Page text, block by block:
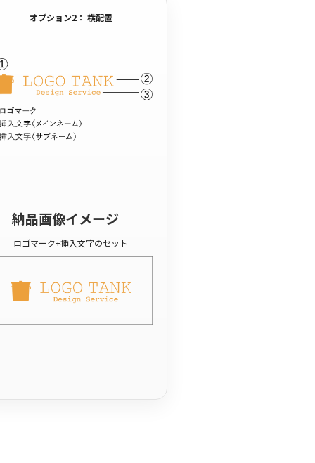
オプション2： 横配置
納品画像イメージ
ロゴマーク+挿入文字のセット